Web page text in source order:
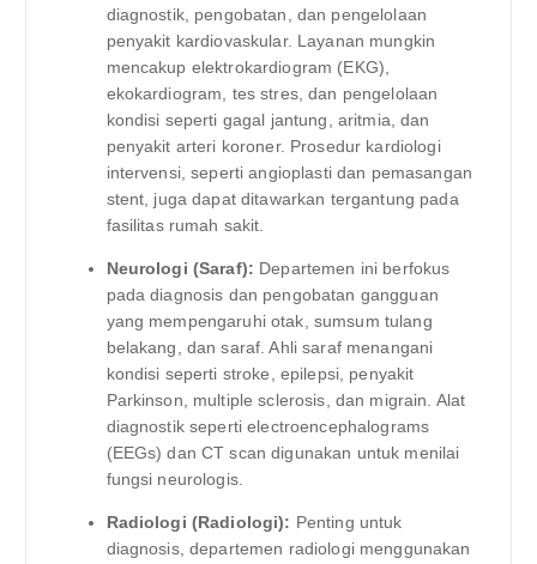
diagnostik, pengobatan, dan pengelolaan
penyakit kardiovaskular. Layanan mungkin
mencakup elektrokardiogram (EKG),
ekokardiogram, tes stres, dan pengelolaan
kondisi seperti gagal jantung, aritmia, dan
penyakit arteri koroner. Prosedur kardiologi
intervensi, seperti angioplasti dan pemasangan
stent, juga dapat ditawarkan tergantung pada
fasilitas rumah sakit.
Neurologi (Saraf): Departemen ini berfokus
pada diagnosis dan pengobatan gangguan
yang mempengaruhi otak, sumsum tulang
belakang, dan saraf. Ahli saraf menangani
kondisi seperti stroke, epilepsi, penyakit
Parkinson, multiple sclerosis, dan migrain. Alat
diagnostik seperti electroencephalograms
(EEGs) dan CT scan digunakan untuk menilai
fungsi neurologis.
Radiologi (Radiologi): Penting untuk
diagnosis, departemen radiologi menggunakan